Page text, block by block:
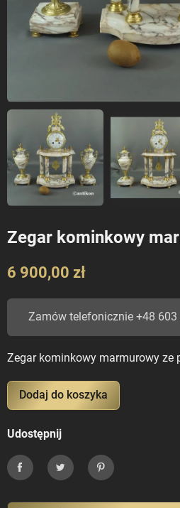
Zegar kominkowy
6 900,00 zł
Zamów telefonicznie +48 603
Zegar kominkowy marmurowy ze
Dodaj do koszyka
Udostępnij
UdostępnijTweetujPinterest